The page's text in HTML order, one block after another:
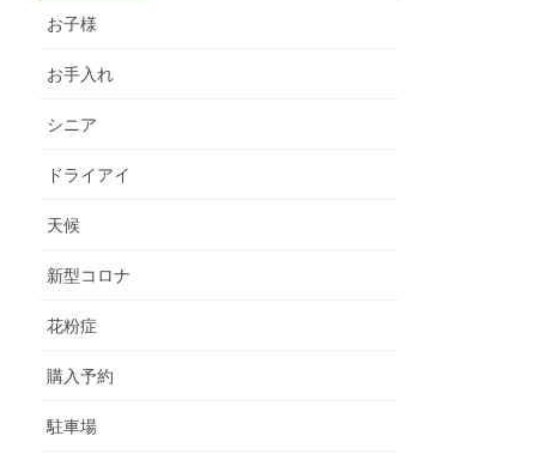
お子様
お手入れ
シニア
ドライアイ
天候
新型コロナ
花粉症
購入予約
駐車場